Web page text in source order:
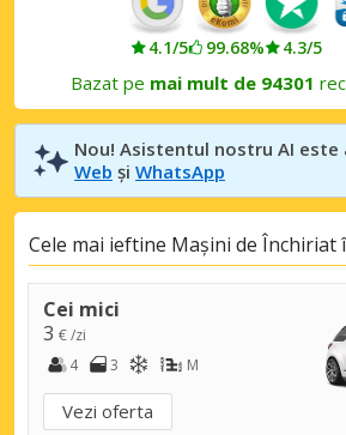
4.1/5 99.68% 4.3/5
Bazat pe mai mult de 94301
Nou! Asistentul nostru AI este
Web și WhatsApp
Cele mai ieftine Mașini de Închiriat
Cei mici
3 € /zi
4
3 M
Vezi oferta